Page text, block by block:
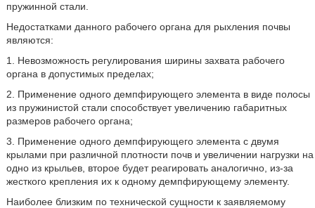
пружинной стали.
Недостатками данного рабочего органа для рыхления почвы
являются:
1. Невозможность регулирования ширины захвата рабочего
органа в допустимых пределах;
2. Применение одного демпфирующего элемента в виде полосы
из пружинистой стали способствует увеличению габаритных
размеров рабочего органа;
3. Применение одного демпфирующего элемента с двумя
крылами при различной плотности почв и увеличении нагрузки на
одно из крыльев, второе будет реагировать аналогично, из-за
жесткого крепления их к одному демпфирующему элементу.
Наиболее близким по технической сущности к заявляемому